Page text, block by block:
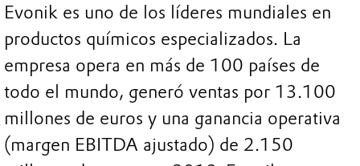
Evonik es uno de los líderes mundiales en
productos químicos especializados. La
empresa opera en más de 100 países de
todo el mundo, generó ventas por 13.100
millones de euros y una ganancia operativa
(margen EBITDA ajustado) de 2.150